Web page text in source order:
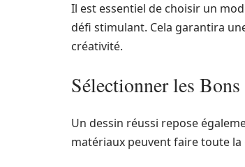
Il est essentiel de choisir un
défi stimulant. Cela garantira
créativité.
Sélectionner les
Un dessin réussi repose
matériaux peuvent faire toute